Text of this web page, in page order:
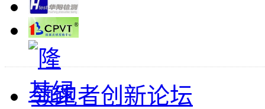
领跑者创新论坛